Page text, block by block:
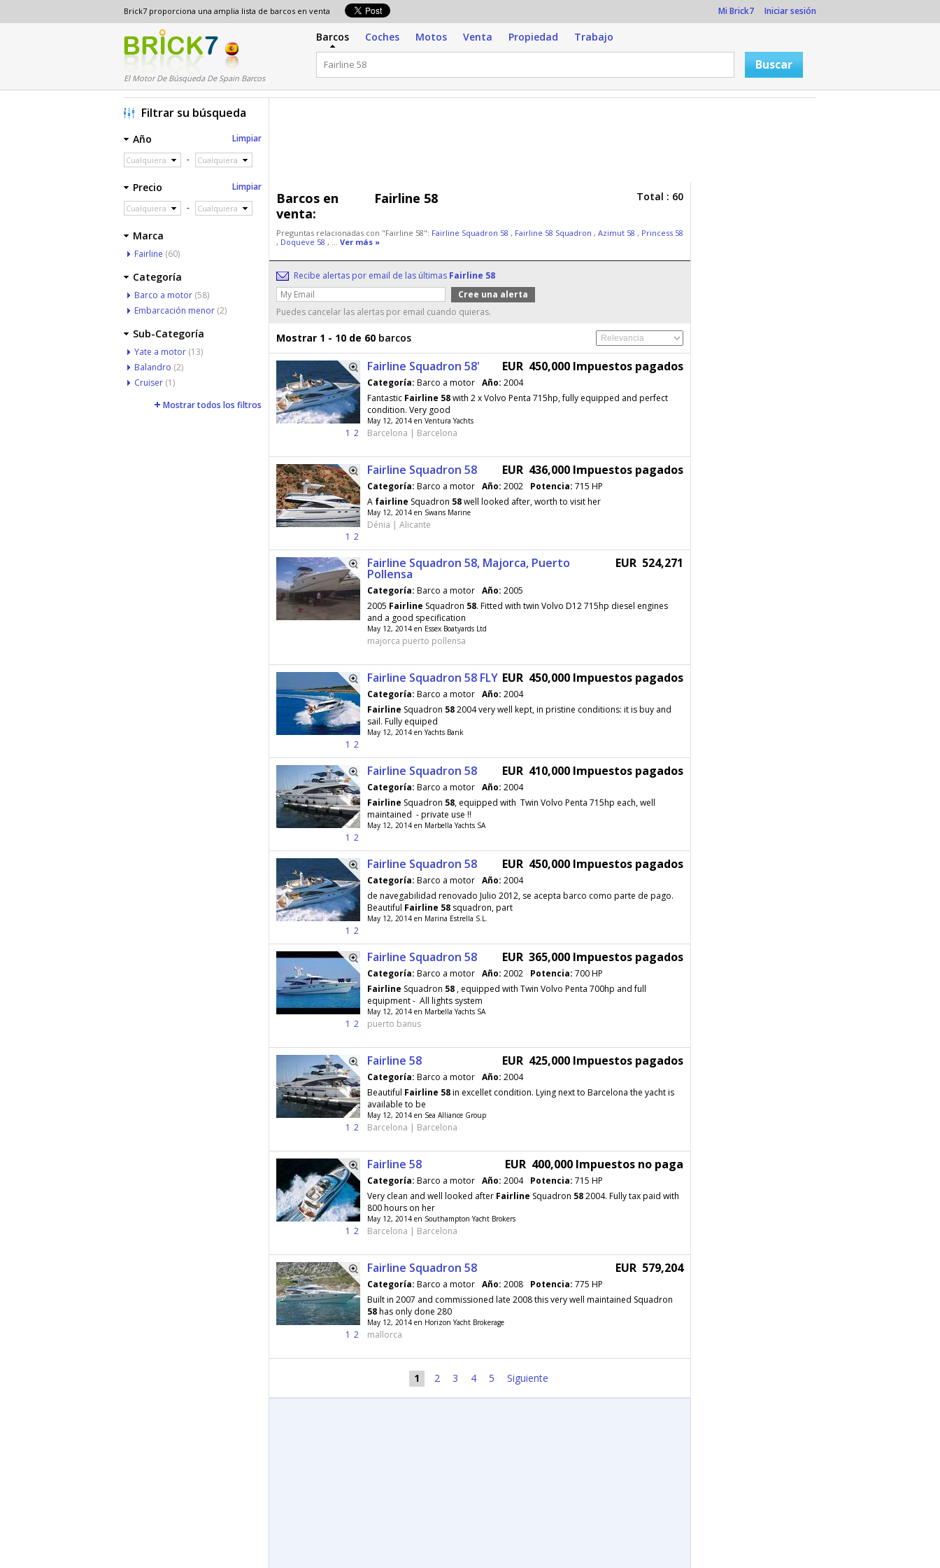
Brick7 proporciona una amplia lista de barcos en venta Mi Brick7 Iniciar sesión
El Motor De Búsqueda De Spain Barcos
Barcos Coches Motos Venta Propiedad Trabajo
Barcos en
venta:
Fairline 58 Total : 60
Preguntas relacionadas con "Fairline 58": Fairline Squadron 58 , Fairline 58 Squadron , Azimut 58 , Princess 58
, Doqueve 58 , ... Ver más »
Recibe alertas por email de las últimas Fairline 58
Puedes cancelar las alertas por email cuando quieras.
Mostrar 1 - 10 de 60 barcos
1 2
Fairline Squadron 58' EUR 450,000 Impuestos pagados
Categoría: Barco a motor Año: 2004
Fantastic Fairline 58with 2 x Volvo Penta 715hp, fully equipped and perfect
condition. Very good
May 12, 2014 en Ventura Yachts
Barcelona | Barcelona
1 2
Fairline Squadron 58 EUR 436,000 Impuestos pagados
Categoría: Barco a motor Año: 2002 Potencia: 715 HP
A fairline Squadron 58well looked after, worth to visit her
May 12, 2014 en Swans Marine
Dénia | Alicante
Fairline Squadron 58, Majorca, Puerto
Pollensa
EUR 524,271
Categoría: Barco a motor Año: 2005
2005 Fairline Squadron 58. Fitted with twin Volvo D12 715hp diesel engines
and a good specification
May 12, 2014 en Essex Boatyards Ltd
majorca puerto pollensa
1 2
Fairline Squadron 58 FLY EUR 450,000 Impuestos pagados
Categoría: Barco a motor Año: 2004
Fairline Squadron 582004 very well kept, in pristine conditions: it is buy and
sail. Fully equiped
May 12, 2014 en Yachts Bank
1 2
Fairline Squadron 58 EUR 410,000 Impuestos pagados
Categoría: Barco a motor Año: 2004
Fairline Squadron 58, equipped with Twin Volvo Penta 715hp each, well
maintained - private use !!
May 12, 2014 en Marbella Yachts SA
1 2
Fairline Squadron 58 EUR 450,000 Impuestos pagados
Categoría: Barco a motor Año: 2004
de navegabilidad renovado Julio 2012, se acepta barco como parte de pago.
Beautiful Fairline 58 squadron, part
May 12, 2014 en Marina Estrella S.L.
1 2
Fairline Squadron 58 EUR 365,000 Impuestos pagados
Categoría: Barco a motor Año: 2002 Potencia: 700 HP
Fairline Squadron 58 , equipped with Twin Volvo Penta 700hp and full
equipment - All lights system
May 12, 2014 en Marbella Yachts SA
puerto banus
1 2
Fairline 58 EUR 425,000 Impuestos pagados
Categoría: Barco a motor Año: 2004
Beautiful Fairline 58in excellet condition. Lying next to Barcelona the yacht is
available to be
May 12, 2014 en Sea Alliance Group
Barcelona | Barcelona
1 2
Fairline 58 EUR 400,000 Impuestos no paga
Categoría: Barco a motor Año: 2004 Potencia: 715 HP
Very clean and well looked after Fairline Squadron 582004. Fully tax paid with
800 hours on her
May 12, 2014 en Southampton Yacht Brokers
Barcelona | Barcelona
1 2
Fairline Squadron 58 EUR 579,204
Categoría: Barco a motor Año: 2008 Potencia: 775 HP
Built in 2007 and commissioned late 2008 this very well maintained Squadron
58has only done 280
May 12, 2014 en Horizon Yacht Brokerage
mallorca
1 2 3 4 5 Siguiente
Filtrar su búsqueda
Año Limpiar
Cualquiera - Cualquiera
Precio Limpiar
Cualquiera - Cualquiera
Marca
Fairline (60)
Categoría
Barco a motor (58)
Embarcación menor (2)
Sub-Categoría
Yate a motor (13)
Balandro (2)
Cruiser (1)
Mostrar todos los filtros